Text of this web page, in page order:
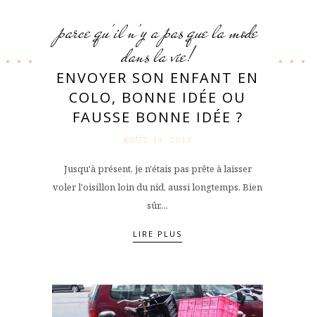
parce qu'il n'y a pas que la mode
dans la vie!
ENVOYER SON ENFANT EN
COLO, BONNE IDÉE OU
FAUSSE BONNE IDÉE ?
AOÛT 19. 2013
Jusqu'à présent, je n'étais pas prête à laisser
voler l'oisillon loin du nid, aussi longtemps. Bien
sûr,...
LIRE PLUS